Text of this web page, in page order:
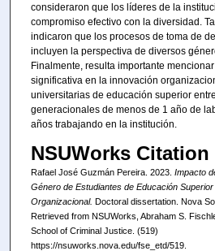
consideraron que los líderes de la
compromiso efectivo con la diversidad.
indicaron que los procesos de toma de
incluyen la perspectiva de diversos
Finalmente, resulta importante
significativa en la innovación
universitarias de educación superior
generacionales de menos de 1 año de
años trabajando en la institución.
NSUWorks Citation
Rafael José Guzmán Pereira. 2023. Impacto
Género de Estudiantes de Educación
Organizacional. Doctoral dissertation. Nova
Retrieved from NSUWorks, Abraham S.
School of Criminal Justice. (519)
https://nsuworks.nova.edu/fse_etd/519.